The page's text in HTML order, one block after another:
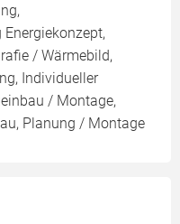
/ Wärmebild,
Individueller
/ Montage,
Planung / Montage